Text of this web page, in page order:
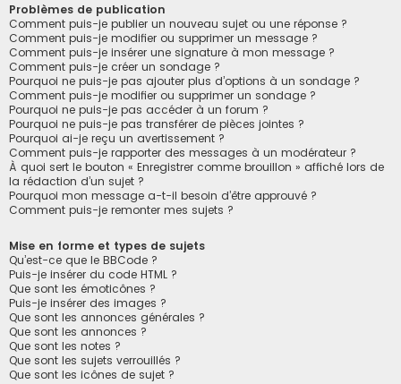
Problèmes de publication
Comment puis-je publier un nouveau sujet ou une réponse ?
Comment puis-je modifier ou supprimer un message ?
Comment puis-je insérer une signature à mon message ?
Comment puis-je créer un sondage ?
Pourquoi ne puis-je pas ajouter plus d’options à un sondage ?
Comment puis-je modifier ou supprimer un sondage ?
Pourquoi ne puis-je pas accéder à un forum ?
Pourquoi ne puis-je pas transférer de pièces jointes ?
Pourquoi ai-je reçu un avertissement ?
Comment puis-je rapporter des messages à un modérateur ?
À quoi sert le bouton « Enregistrer comme brouillon » affiché lors de
la rédaction d’un sujet ?
Pourquoi mon message a-t-il besoin d’être approuvé ?
Comment puis-je remonter mes sujets ?
Mise en forme et types de sujets
Qu’est-ce que le BBCode ?
Puis-je insérer du code HTML ?
Que sont les émoticônes ?
Puis-je insérer des images ?
Que sont les annonces générales ?
Que sont les annonces ?
Que sont les notes ?
Que sont les sujets verrouillés ?
Que sont les icônes de sujet ?